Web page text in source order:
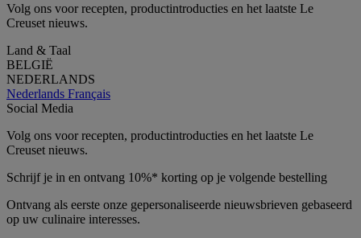
Volg ons voor recepten, productintroducties en het laatste Le
Creuset nieuws.
Land & Taal
BELGIË
NEDERLANDS
Nederlands Français
Social Media
Volg ons voor recepten, productintroducties en het laatste Le
Creuset nieuws.
Schrijf je in en ontvang 10%* korting op je volgende bestelling
Ontvang als eerste onze gepersonaliseerde nieuwsbrieven gebaseerd
op uw culinaire interesses.